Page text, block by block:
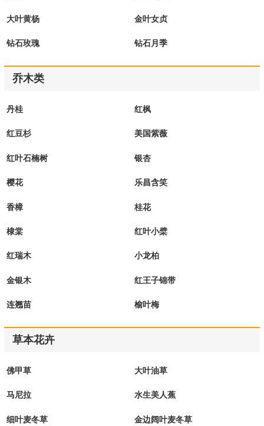
大叶黄杨 金叶女贞
钻石玫瑰 钻石月季
乔木类
丹桂 红枫
红豆杉 美国紫薇
红叶石楠树 银杏
樱花 乐昌含笑
香樟 桂花
棣棠 红叶小檗
红瑞木 小龙柏
金银木 红王子锦带
连翘苗 榆叶梅
草本花卉
佛甲草 大叶油草
马尼拉 水生美人蕉
细叶麦冬草 金边阔叶麦冬草